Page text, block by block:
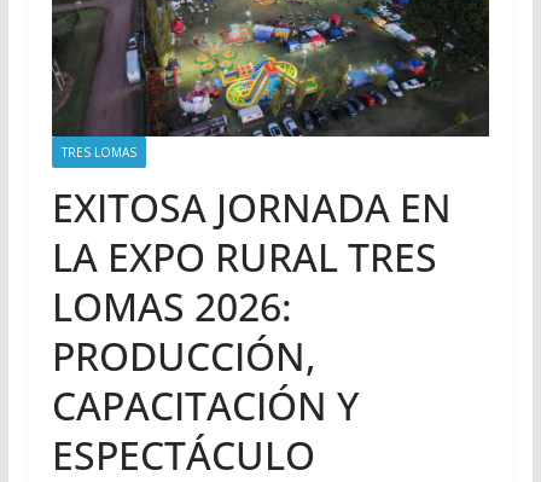
TRES LOMAS
EXITOSA JORNADA EN
LA EXPO RURAL TRES
LOMAS 2026:
PRODUCCIÓN,
CAPACITACIÓN Y
ESPECTÁCULO